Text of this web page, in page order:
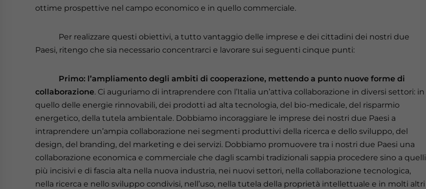
ottime prospettive nel campo economico e in quello commerciale.
Per realizzare questi obiettivi, a tutto vantaggio delle imprese e dei cittadini dei nostri due
Paesi, ritengo che sia necessario concentrarci e lavorare sui seguenti cinque punti:
Primo: l’ampliamento degli ambiti di cooperazione, mettendo a punto nuove forme di
collaborazione. Ci auguriamo di intraprendere con l’Italia un’attiva collaborazione in diversi settori: in
quello delle energie rinnovabili, dei prodotti ad alta tecnologia, del bio-medicale, del risparmio
energetico, della tutela ambientale. Dobbiamo incoraggiare le imprese dei nostri due Paesi a
intraprendere un’ampia collaborazione nei segmenti produttivi della ricerca e dello sviluppo, del
design, del branding, del marketing e dei servizi. Dobbiamo promuovere tra i nostri due Paesi una
collaborazione economica e commerciale che dagli scambi tradizionali sappia procedere sino a quelli
più incisivi e di fascia alta nella nuova industria, nei nuovi settori, nella collaborazione tecnologica,
nella ricerca e nello sviluppo condivisi, nell’uso, nella tutela della proprietà intellettuale e in molti altri